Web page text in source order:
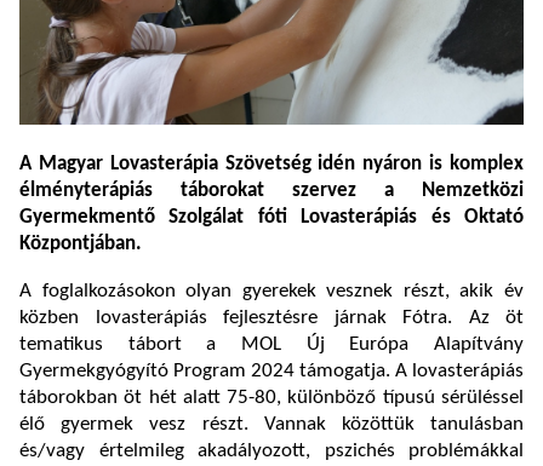
A Magyar Lovasterápia Szövetség idén nyáron is komplex
élményterápiás táborokat szervez a Nemzetközi
Gyermekmentő Szolgálat fóti Lovasterápiás és Oktató
Központjában.
A foglalkozásokon olyan gyerekek vesznek részt, akik év
közben lovasterápiás fejlesztésre járnak Fótra. Az öt
tematikus tábort a MOL Új Európa Alapítvány
Gyermekgyógyító Program 2024 támogatja. A lovasterápiás
táborokban öt hét alatt 75-80, különböző típusú sérüléssel
élő gyermek vesz részt. Vannak közöttük tanulásban
és/vagy értelmileg akadályozott, pszichés problémákkal